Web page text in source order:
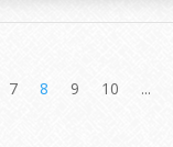
7 8 9 10 ...